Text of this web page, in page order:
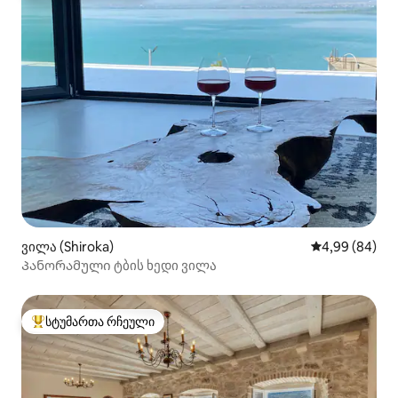
ვილა (Shiroka) საშუალო
4,99 (84)
Პანორამული ტბის ხედი ვილა
სტუმართა რჩეული მოწინავე ვარიანტი
სტუმართა რჩეული